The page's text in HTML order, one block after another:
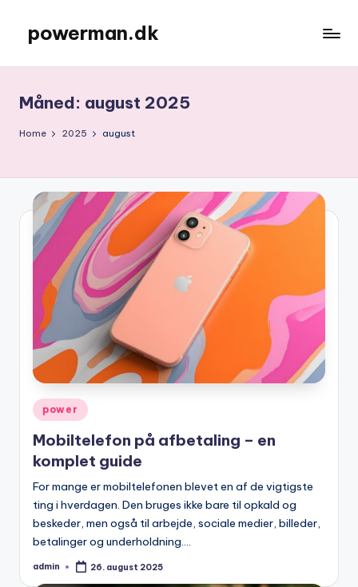
content
powerman.dk
Måned: august 2025
Home 2025 august
Posted
in
power
Mobiltelefon på afbetaling – en
komplet guide
For mange er mobiltelefonen blevet en af de vigtigste
ting i hverdagen. Den bruges ikke bare til opkald og
beskeder, men også til arbejde, sociale medier, billeder,
betalinger og underholdning.…
Posted
admin 26. august 2025